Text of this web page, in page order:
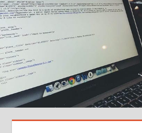
プ
を
変
え
る、
効
率
的
な
採
点